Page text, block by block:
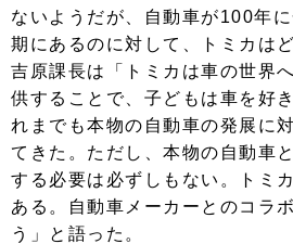
ないようだが、自動車が100年
期にあるのに対して、トミカは
吉原課長は「トミカは車の世界
供することで、子どもは車を好
れまでも本物の自動車の発展に
てきた。ただし、本物の自動車
する必要は必ずしもない。トミ
ある。自動車メーカーとのコラ
う」と語った。